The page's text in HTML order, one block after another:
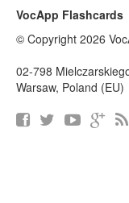
VocApp Flashcards
© Copyright 2026
02-798
Warsaw, Poland (EU)